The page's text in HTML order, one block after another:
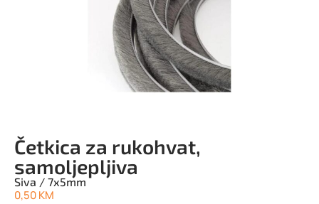
Četkica za rukohvat,
samoljepljiva
Siva / 7x5mm
0,50KM